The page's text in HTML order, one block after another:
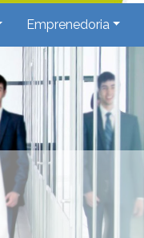
Emprenedoria